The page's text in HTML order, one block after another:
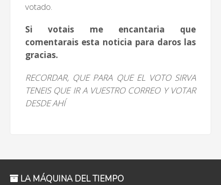
votado.
Si votais me encantaria que
comentarais esta noticia para daros las
gracias.
RECORDAR, QUE PARA QUE EL VOTO SIRVA
TENEIS QUE IR A VUESTRO CORREO Y VOTAR
DESDE AHÍ
LA MÁQUINA DEL TIEMPO